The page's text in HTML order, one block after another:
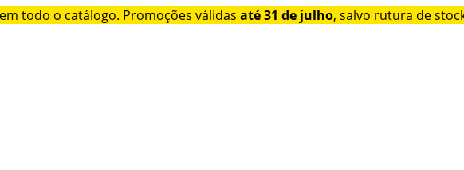
em todo o catálogo. Promoções válidas até 31 de julho, salvo rutura de